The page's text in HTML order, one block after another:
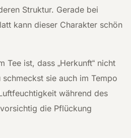
Struktur. Gerade bei
kann dieser Charakter schön
Tee ist, dass „Herkunft“ nicht
sie auch im Tempo
während des
die Pflückung